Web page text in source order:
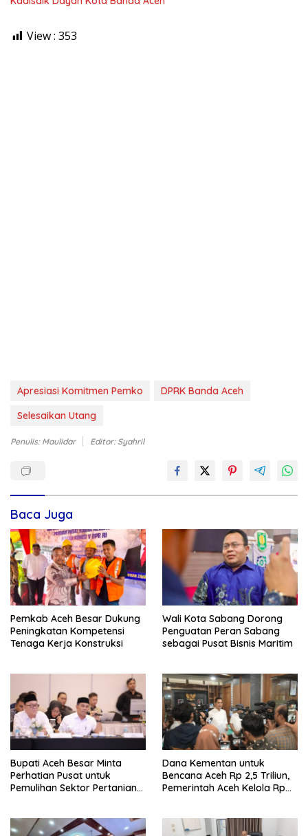
View : 353
Apresiasi Komitmen Pemko
DPRK Banda Aceh
Selesaikan Utang
Penulis: Maulidar Editor: Syahril
Baca Juga
Pemkab Aceh Besar Dukung
Peningkatan Kompetensi
Tenaga Kerja Konstruksi
Wali Kota Sabang Dorong
Penguatan Peran Sabang
sebagai Pusat Bisnis Maritim
Bupati Aceh Besar Minta
Perhatian Pusat untuk
Pemulihan Sektor Pertanian
Dana Kementan untuk
Bencana Aceh Rp 2,5 Triliun,
Pemerintah Aceh Kelola Rp